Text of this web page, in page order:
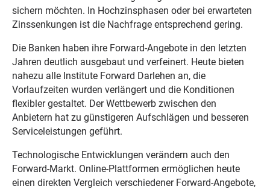
sichern möchten. In Hochzinsphasen oder bei erwarteten
Zinssenkungen ist die Nachfrage entsprechend gering.
Die Banken haben ihre Forward-Angebote in den letzten
Jahren deutlich ausgebaut und verfeinert. Heute bieten
nahezu alle Institute Forward Darlehen an, die
Vorlaufzeiten wurden verlängert und die Konditionen
flexibler gestaltet. Der Wettbewerb zwischen den
Anbietern hat zu günstigeren Aufschlägen und besseren
Serviceleistungen geführt.
Technologische Entwicklungen verändern auch den
Forward-Markt. Online-Plattformen ermöglichen heute
einen direkten Vergleich verschiedener Forward-Angebote,